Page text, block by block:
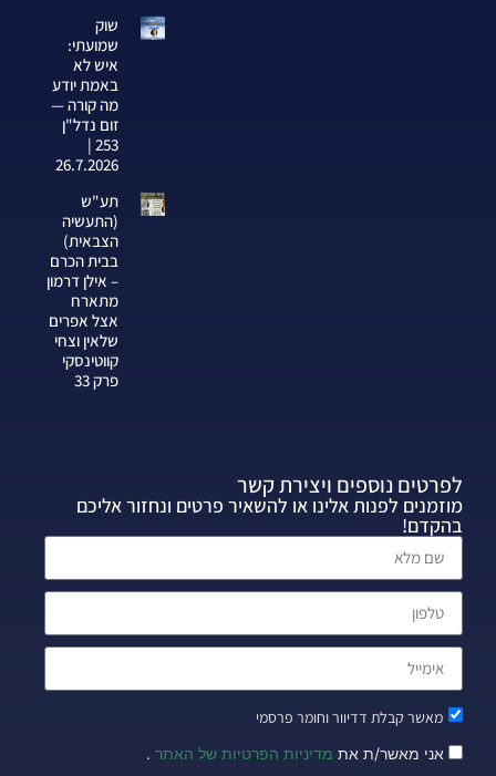
שוק
שמועתי:
איש לא
באמת יודע
מה קורה —
זום נדל"ן
253 |
26.7.2026
תע"ש
(התעשיה
הצבאית)
בבית הכרם
– אילן דרמון
מתארח
אצל אפרים
שלאין וצחי
קווטינסקי
פרק 33
לפרטים נוספים ויצירת קשר
מוזמנים לפנות אלינו או להשאיר פרטים ונחזור אליכם
בהקדם!
מאשר קבלת דדיוור וחומר פרסמי
אני מאשר/ת את מדיניות הפרטיות של האתר .